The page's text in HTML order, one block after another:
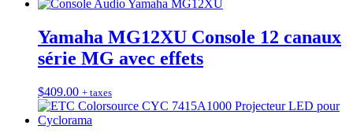
Yamaha MG12XU Console 12 canaux
série MG avec effets
$409.00 + taxes